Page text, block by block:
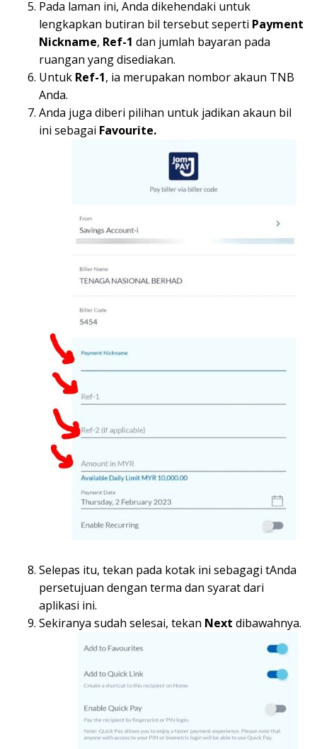
Pada laman ini, Anda dikehendaki untuk
lengkapkan butiran bil tersebut seperti Payment
Nickname, Ref-1 dan jumlah bayaran pada
ruangan yang disediakan.
Untuk Ref-1, ia merupakan nombor akaun TNB
Anda.
Anda juga diberi pilihan untuk jadikan akaun bil
ini sebagai Favourite.
Selepas itu, tekan pada kotak ini sebagagi tAnda
persetujuan dengan terma dan syarat dari
aplikasi ini.
Sekiranya sudah selesai, tekan Next dibawahnya.